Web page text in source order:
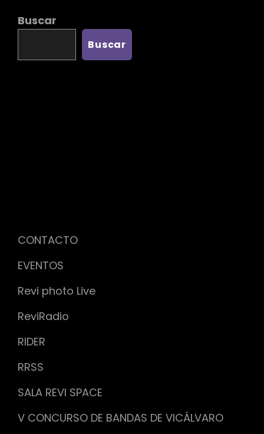
Buscar
Buscar
CONTACTO
EVENTOS
Revi photo Live
ReviRadio
RIDER
RRSS
SALA REVI SPACE
V CONCURSO DE BANDAS DE VICÁLVARO